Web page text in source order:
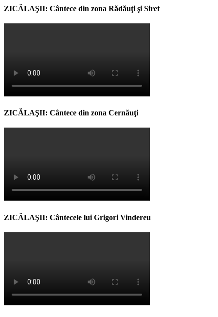
ZICĂLAŞII: Cântece din zona Rădăuţi şi Siret
ZICĂLAŞII: Cântece din zona Cernăuţi
ZICĂLAŞII: Cântecele lui Grigori Vindereu